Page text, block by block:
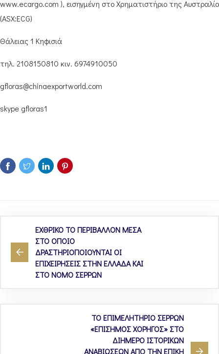
www.ecargo.com ), εισηγμένη στο Χρηματιστήριο της
(ASX:ECG)
Θάλειας 1 Κηφισιά
τηλ. 2108150810 κιν. 6974910050
gfloras@chinaexportworld.com
skype gfloras1
ΕΧΘΡΙΚΟ ΤΟ ΠΕΡΙΒΑΛΛΟΝ ΜΕΣΑ
ΣΤΟ ΟΠΟΙΟ
ΔΡΑΣΤΗΡΙΟΠΟΙΟΥΝΤΑΙ ΟΙ
ΕΠΙΧΕΙΡΗΣΕΙΣ ΣΤΗΝ ΕΛΛΑΔΑ ΚΑΙ
ΣΤΟ ΝΟΜΟ ΣΕΡΡΩΝ
ΤΟ ΕΠΙΜΕΛΗΤΗΡΙΟ ΣΕΡΡΩΝ
«ΕΠΙΣΗΜΟΣ ΧΟΡΗΓΟΣ» ΣΤΟ
ΔΙΗΜΕΡΟ ΙΣΤΟΡΙΚΩΝ
ΑΝΑΒΙΩΣΕΩΝ ΑΠΟ ΤΗΝ ΕΠΙΚΗ